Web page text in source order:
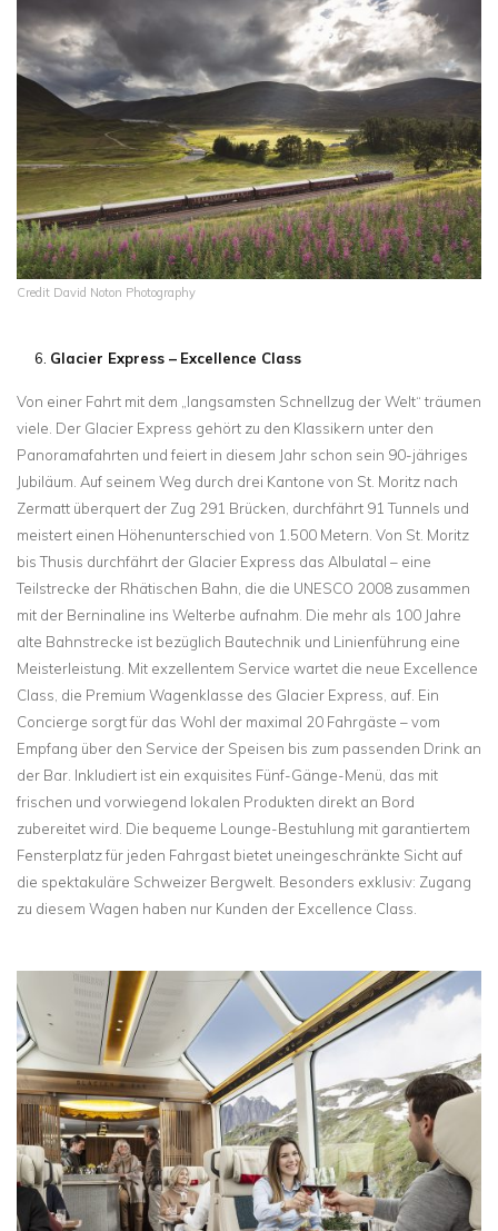
Credit David Noton Photography
Glacier Express – Excellence Class
Von einer Fahrt mit dem „langsamsten Schnellzug der Welt“ träumen
viele. Der Glacier Express gehört zu den Klassikern unter den
Panoramafahrten und feiert in diesem Jahr schon sein 90-jähriges
Jubiläum. Auf seinem Weg durch drei Kantone von St. Moritz nach
Zermatt überquert der Zug 291 Brücken, durchfährt 91 Tunnels und
meistert einen Höhenunterschied von 1.500 Metern. Von St. Moritz
bis Thusis durchfährt der Glacier Express das Albulatal – eine
Teilstrecke der Rhätischen Bahn, die die UNESCO 2008 zusammen
mit der Berninaline ins Welterbe aufnahm. Die mehr als 100 Jahre
alte Bahnstrecke ist bezüglich Bautechnik und Linienführung eine
Meisterleistung. Mit exzellentem Service wartet die neue Excellence
Class, die Premium Wagenklasse des Glacier Express, auf. Ein
Concierge sorgt für das Wohl der maximal 20 Fahrgäste – vom
Empfang über den Service der Speisen bis zum passenden Drink an
der Bar. Inkludiert ist ein exquisites Fünf-Gänge-Menü, das mit
frischen und vorwiegend lokalen Produkten direkt an Bord
zubereitet wird. Die bequeme Lounge-Bestuhlung mit garantiertem
Fensterplatz für jeden Fahrgast bietet uneingeschränkte Sicht auf
die spektakuläre Schweizer Bergwelt. Besonders exklusiv: Zugang
zu diesem Wagen haben nur Kunden der Excellence Class.